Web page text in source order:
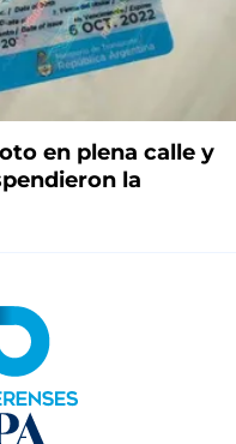
en plena calle y
la